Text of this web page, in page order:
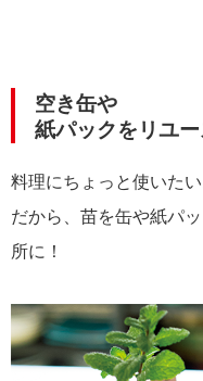
空き缶や
紙パックをリユー
料理にちょっと使いたい
だから、苗を缶や紙パ
所に！